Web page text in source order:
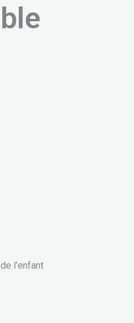
l’enfant